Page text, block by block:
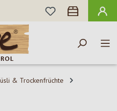
DU HAST 0
& Trockenfrüchte